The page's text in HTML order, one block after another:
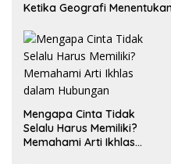
Ketika Geografi
Mengapa Cinta Tidak
Selalu Harus Memiliki?
Memahami Arti Ikhlas